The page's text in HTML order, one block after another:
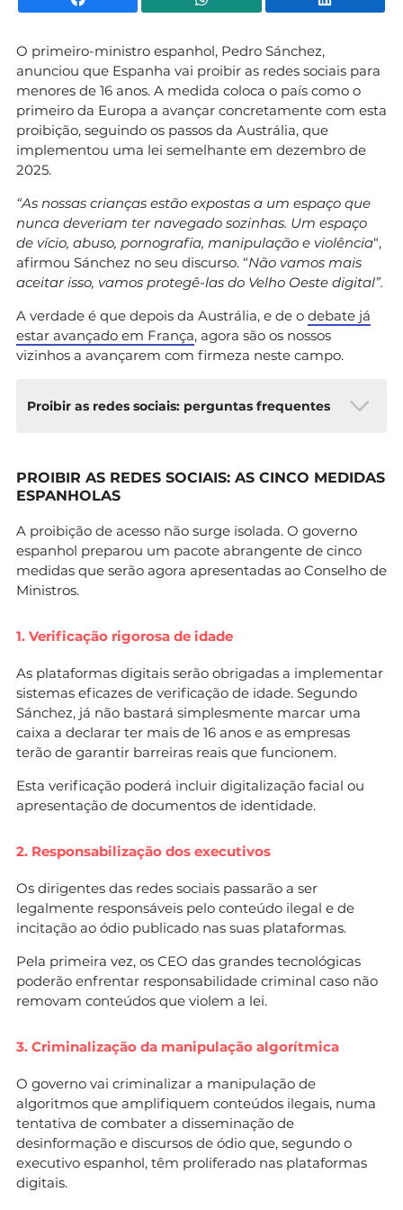
O primeiro-ministro espanhol, Pedro Sánchez,
anunciou que Espanha vai proibir as redes sociais para
menores de 16 anos. A medida coloca o país como o
primeiro da Europa a avançar concretamente com esta
proibição, seguindo os passos da Austrália, que
implementou uma lei semelhante em dezembro de
2025.
“As nossas crianças estão expostas a um espaço que
nunca deveriam ter navegado sozinhas. Um espaço
de vício, abuso, pornografia, manipulação e violência“,
afirmou Sánchez no seu discurso. “Não vamos mais
aceitar isso, vamos protegê-las do Velho Oeste digital”.
A verdade é que depois da Austrália, e de o debate já
estar avançado em França, agora são os nossos
vizinhos a avançarem com firmeza neste campo.
Proibir as redes sociais: perguntas frequentes
Espanha? O governo espanhol
apresentará a legislação na próxima semana.
confirmada para a entrada em vigor, mas
dependerá da aprovação
parlamentar.
PSD apresentou o
aprovado no Parlamento.
O processo legislativo pode demorar vários
meses.
As crianças que já têm contas terão de as
apagar?
terão de identificar e remover contas de
utilizadores menores de 16 anos, à semelhança
Os pais podem dar autorização aos filhos?
prevê que sim — os pais ou representantes
legais poderão dar consentimento.
Em Espanha, ainda não foram divulgados todos
os detalhes.
Que plataformas ficam de fora? Plataformas
educativas, de mensagens
poderão ter exceções, mas os detalhes ainda
Como será feita a verificação de
idade?Poderá incluir digitalização facial,
apresentação de documentos de identidade ou
uso de sistemas
como a Chave Móvel Digital em Portugal.
PROIBIR AS REDES SOCIAIS: AS CINCO MEDIDAS
ESPANHOLAS
A proibição de acesso não surge isolada. O governo
espanhol preparou um pacote abrangente de cinco
medidas que serão agora apresentadas ao Conselho de
Ministros.
1. Verificação rigorosa de idade
As plataformas digitais serão obrigadas a implementar
sistemas eficazes de verificação de idade. Segundo
Sánchez, já não bastará simplesmente marcar uma
caixa a declarar ter mais de 16 anos e as empresas
terão de garantir barreiras reais que funcionem.
Esta verificação poderá incluir digitalização facial ou
apresentação de documentos de identidade.
2. Responsabilização dos executivos
Os dirigentes das redes sociais passarão a ser
legalmente responsáveis pelo conteúdo ilegal e de
incitação ao ódio publicado nas suas plataformas.
Pela primeira vez, os CEO das grandes tecnológicas
poderão enfrentar responsabilidade criminal caso não
removam conteúdos que violem a lei.
3. Criminalização da manipulação algorítmica
O governo vai criminalizar a manipulação de
algoritmos que amplifiquem conteúdos ilegais, numa
tentativa de combater a disseminação de
desinformação e discursos de ódio que, segundo o
executivo espanhol, têm proliferado nas plataformas
digitais.